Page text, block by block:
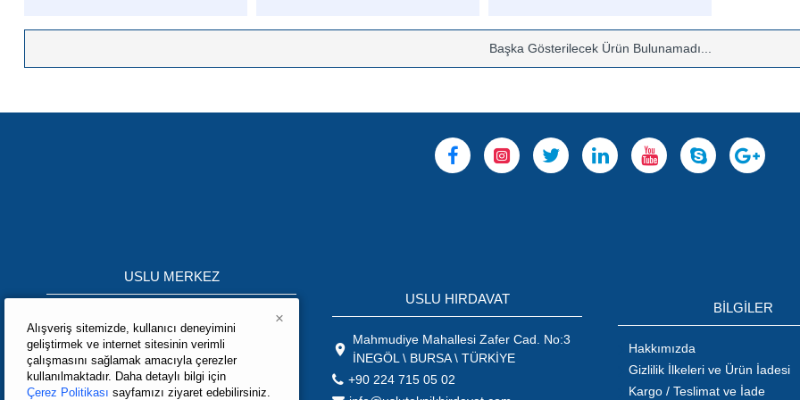
Başka Gösterilecek Ürün Bulunamadı...
USLU MERKEZ
Bölümü 10.Mobilya Sokak No:3 İNEGÖL
\ BURSA / TÜRKİYE
+90 224 715 05 02
USLU HIRDAVAT
Mahmudiye Mahallesi Zafer Cad. No:3
İNEGÖL \ BURSA \ TÜRKİYE
+90 224 715 05 02
BİLGİLER
Hakkımızda
Gizlilik İlkeleri ve Ürün İadesi
Kargo / Teslimat ve İade
Alışveriş sitemizde, kullanıcı deneyimini
geliştirmek ve internet sitesinin verimli
çalışmasını sağlamak amacıyla çerezler
kullanılmaktadır. Daha detaylı bilgi için
Çerez Politikası sayfamızı ziyaret edebilirsiniz.
×